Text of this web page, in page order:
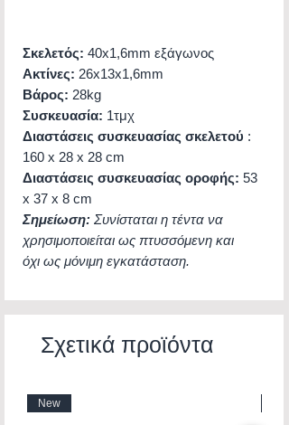
Σκελετός: 40x1,6mm εξάγωνος
Ακτίνες: 26x13x1,6mm
Βάρος: 28kg
Συσκευασία: 1τμχ
Διαστάσεις συσκευασίας σκελετού :
160 x 28 x 28 cm
Διαστάσεις συσκευασίας οροφής: 53
x 37 x 8 cm
Σημείωση: Συνίσταται η τέντα να
χρησιμοποιείται ως πτυσσόμενη και
όχι ως μόνιμη εγκατάσταση.
Σχετικά προϊόντα
New